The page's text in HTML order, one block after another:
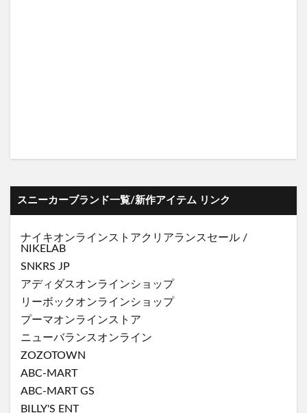
スニーカーブランド一覧/新作アイテム リンク
ナイキオンラインストアクリアランスセール /
NIKELAB
SNKRS JP
アディダスオンラインショップ
リーボックオンラインショップ
プーマオンラインストア
ニューバランスオンライン
ZOZOTOWN
ABC-MART
ABC-MART GS
BILLY'S ENT